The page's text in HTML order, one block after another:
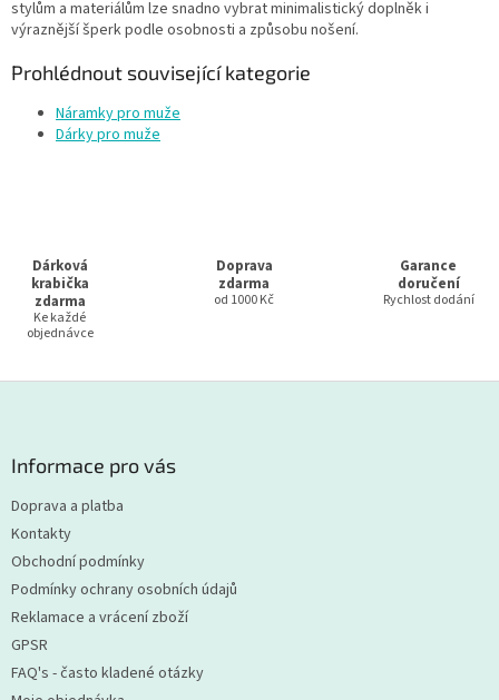
stylům a materiálům lze snadno vybrat minimalistický doplněk i
výraznější šperk podle osobnosti a způsobu nošení.
Prohlédnout související kategorie
Náramky pro muže
Dárky pro muže
Dárková
krabička
zdarma
Ke každé
objednávce
Doprava
zdarma
od 1000 Kč
Garance
doručení
Rychlost dodání
Informace pro vás
Doprava a platba
Kontakty
Obchodní podmínky
Podmínky ochrany osobních údajů
Reklamace a vrácení zboží
GPSR
FAQ's - často kladené otázky